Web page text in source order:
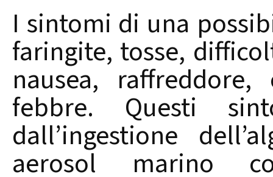
I sintomi di una
faringite, tosse,
nausea,
febbre. Questi
dall’ingestione
aerosol marino